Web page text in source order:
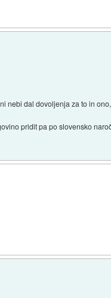
nebi dal dovoljenja za to in
pridit pa po slovensko